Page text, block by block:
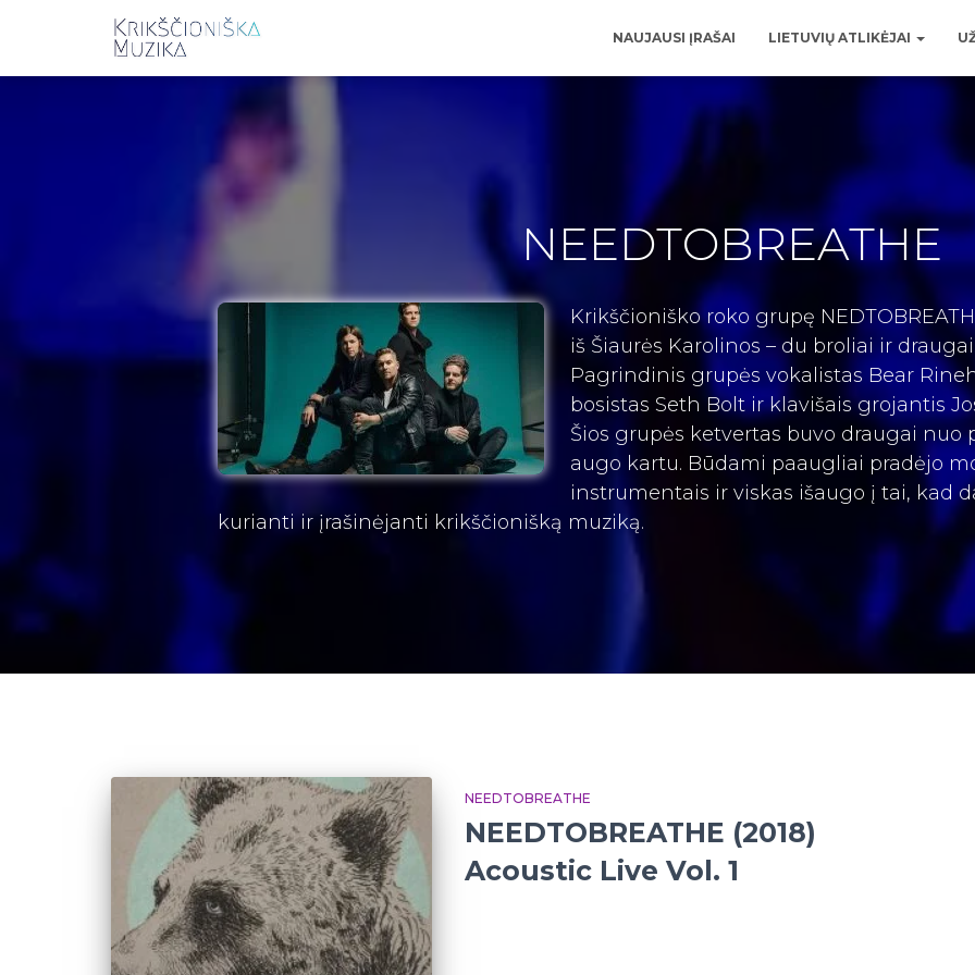
NAUJAUSI ĮRAŠAI LIETUVIŲ ATLIKĖJAI
NEEDTOBREATHE
Krikščioniško roko grupę
iš Šiaurės Karolinos – du broliai ir draugai.
Pagrindinis grupės vokalistas Bear
bosistas Seth Bolt ir klavišais grojantis
Šios grupės ketvertas buvo draugai
augo kartu. Būdami paaugliai pradėjo
instrumentais ir viskas išaugo į tai, kad
kurianti ir įrašinėjanti krikščionišką muziką.
NEEDTOBREATHE
NEEDTOBREATHE (2018)
Acoustic Live Vol. 1